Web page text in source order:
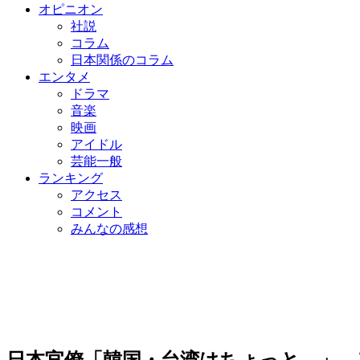
オピニオン
社説
コラム
日本関係のコラム
エンタメ
ドラマ
音楽
映画
アイドル
芸能一般
ランキング
アクセス
コメント
みんなの感想